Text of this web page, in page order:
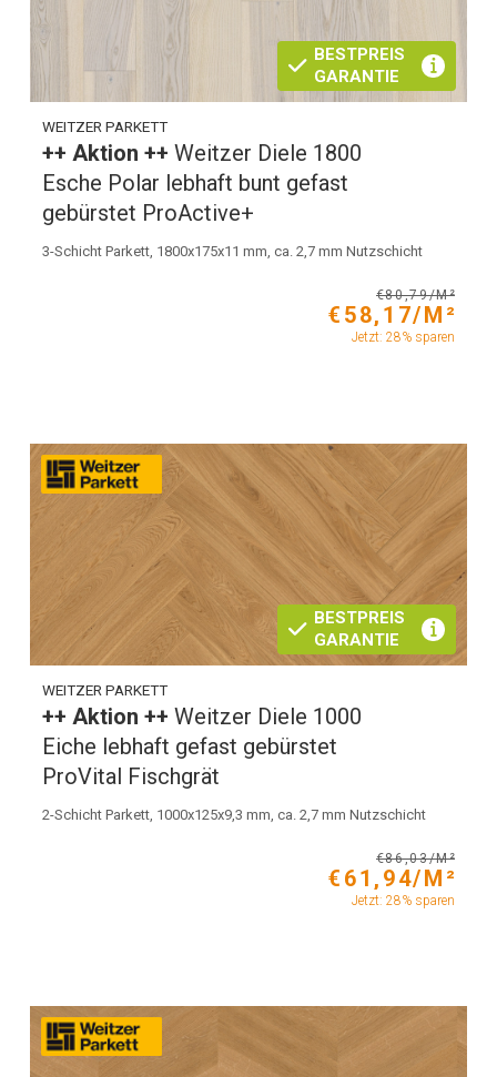
BESTPREIS
GARANTIE
WEITZER PARKETT
++ Aktion ++Weitzer Diele 1800
Esche Polar lebhaft bunt gefast
gebürstet ProActive+
3-Schicht Parkett, 1800x175x11 mm, ca. 2,7 mm Nutzschicht
€80,79/M²
€58,17/M²
Jetzt: 28% sparen
BESTPREIS
GARANTIE
WEITZER PARKETT
++ Aktion ++Weitzer Diele 1000
Eiche lebhaft gefast gebürstet
ProVital Fischgrät
2-Schicht Parkett, 1000x125x9,3 mm, ca. 2,7 mm Nutzschicht
€86,03/M²
€61,94/M²
Jetzt: 28% sparen